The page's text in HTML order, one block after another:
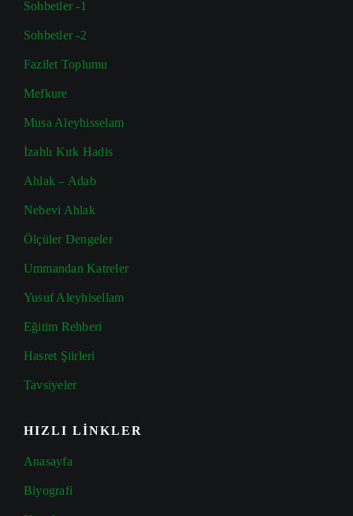
Sohbetler -1
Sohbetler -2
Fazilet Toplumu
Mefkure
Musa Aleyhisselam
İzahlı Kırk Hadis
Ahlak – Adab
Nebevi Ahlak
Ölçüler Dengeler
Ummandan Katreler
Yusuf Aleyhisellam
Eğitim Rehberi
Hasret Şiirleri
Tavsiyeler
HIZLI LİNKLER
Anasayfa
Biyografi